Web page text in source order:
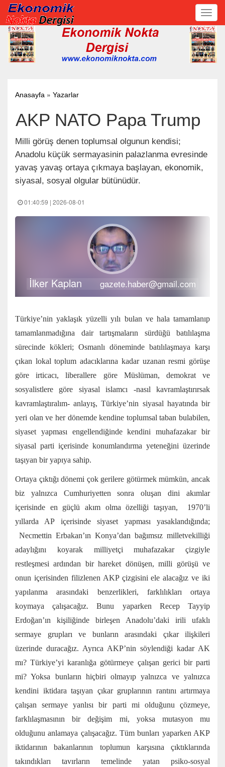
Anasayfa » Yazarlar
AKP NATO Papa Trump
Milli görüş denen toplumsal olgunun kendisi;
Anadolu küçük sermayasinin palazlanma evresinde
yavaş yavaş ortaya çıkmaya başlayan, ekonomik,
siyasal, sosyal olgular bütünüdür.
01:40:59 | 2026-08-01
İlker Kaplan gazete.haber@gmail.com
Türkiye’nin yaklaşık yüzelli yılı bulan ve hala tamamlanıp
tamamlanmadığına dair tartışmaların sürdüğü batılılaşma
sürecinde kökleri; Osmanlı döneminde batılılaşmaya karşı
çıkan lokal toplum adacıklarına kadar uzanan resmi görüşe
göre irticacı, liberallere göre Müslüman, demokrat ve
sosyalistlere göre siyasal islamcı -nasıl kavramlaştırırsak
kavramlaştıralım- anlayış, Türkiye’nin siyasal hayatında bir
yeri olan ve her dönemde kendine toplumsal taban bulabilen,
siyaset yapması engellendiğinde kendini muhafazakar bir
siyasal parti içerisinde konumlandırma yeteneğini üzerinde
taşıyan bir yapıya sahip.
Ortaya çıktığı dönemi çok gerilere götürmek mümkün, ancak
biz yalnızca Cumhuriyetten sonra oluşan dini akımlar
içerisinde en güçlü akım olma özelliği taşıyan, 1970’li
yıllarda AP içerisinde siyaset yapması yasaklandığında;
Necmettin Erbakan’ın Konya’dan bağımsız milletvekilliği
adaylığını koyarak milliyetçi muhafazakar çizgiyle
restleşmesi ardından bir hareket dönüşen, milli görüşü ve
onun içerisinden filizlenen AKP çizgisini ele alacağız ve iki
yapılanma arasındaki benzerlikleri, farklılıkları ortaya
koymaya çalışacağız. Bunu yaparken Recep Tayyip
Erdoğan’ın kişiliğinde birleşen Anadolu’daki irili ufaklı
sermaye grupları ve bunların arasındaki çıkar ilişkileri
üzerinde duracağız. Ayrıca AKP’nin söylendiği kadar AK
mı? Türkiye’yi karanlığa götürmeye çalışan gerici bir parti
mi? Yoksa bunların hiçbiri olmayıp yalnızca ve yalnızca
kendini iktidara taşıyan çıkar gruplarının rantını artırmaya
çalışan sermaye yanlısı bir parti mi olduğunu çözmeye,
farklılaşmasının bir değişim mi, yoksa mutasyon mu
olduğunu anlamaya çalışacağız. Tüm bunları yaparken AKP
iktidarının bakanlarının toplumun karşısına çıktıklarında
takındıkları tavırların temelinde yatan psiko-sosyal